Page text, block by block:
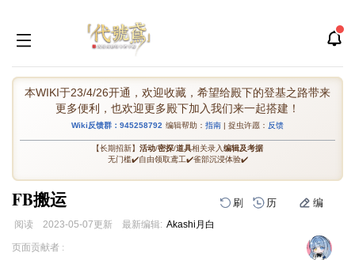
本WIKI于23/4/26开通，欢迎收藏，希望给殿下的登基之路带来
更多便利，也欢迎更多殿下加入我们来一起搭建！
Wiki反馈群：945258792 编辑帮助： 指南 | 捉虫许愿： 反馈
【长期招新】 活动/密探/道具相关录入编辑及考据
无门槛✔️自由领取鸢工✔️雀部沉浸体验✔️
FB搬运 刷 历 编
阅读 2023-05-07更新 最新编辑: Akashi月白
跳
跳
页面贡献者 :